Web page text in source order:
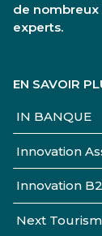
de
experts.
EN SAVOIR
IN BANQUE
Innovation
Innovation
Next